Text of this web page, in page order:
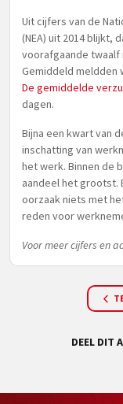
Uit cijfers van de
(NEA) uit 2014 blijkt,
voorafgaande twaalf
Gemiddeld meldden
De gemiddelde
dagen.
Bijna een kwart van
inschatting van
het werk. Binnen de
aandeel het grootst.
oorzaak niets met
reden voor
Voor meer cijfers en
DEEL DIT